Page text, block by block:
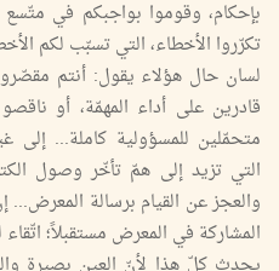
بإحكام، وقوموا بواجبكم في
تكرّروا الأخطاء، التي تسبّب لكم
لسان حال هؤلاء يقول: أنتم
قادرين على أداء المهمّة، أو
متحمّلين للمسؤولية كاملة... إلى
التي تزيد إلى همّ تأخّر وصول
والعجز عن القيام برسالة
المشاركة في المعرض مستقبلاً؛ اتّقاء